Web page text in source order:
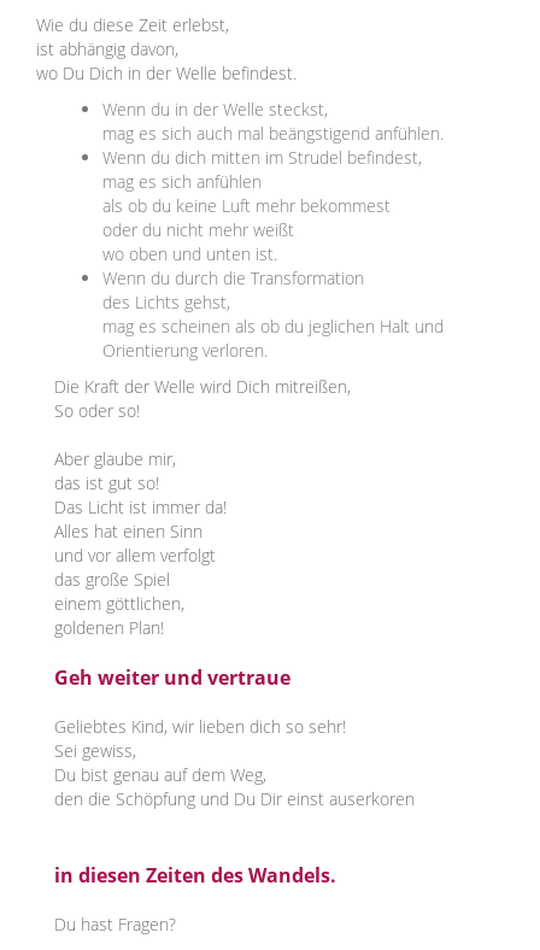
Wie du diese Zeit erlebst,
ist abhängig davon,
wo Du Dich in der Welle befindest.
Wenn du in der Welle steckst,
mag es sich auch mal beängstigend anfühlen.
Wenn du dich mitten im Strudel befindest,
mag es sich anfühlen
als ob du keine Luft mehr bekommest
oder du nicht mehr weißt
wo oben und unten ist.
Wenn du durch die Transformation
des Lichts gehst,
mag es scheinen als ob du jeglichen Halt und
Orientierung verloren.
Die Kraft der Welle wird Dich mitreißen,
So oder so!
Aber glaube mir,
das ist gut so!
Das Licht ist immer da!
Alles hat einen Sinn
und vor allem verfolgt
das große Spiel
einem göttlichen,
goldenen Plan!
Geh weiter und vertraue
Geliebtes Kind, wir lieben dich so sehr!
Sei gewiss,
Du bist genau auf dem Weg,
den die Schöpfung und Du Dir einst auserkoren
in diesen Zeiten des Wandels.
Du hast Fragen?